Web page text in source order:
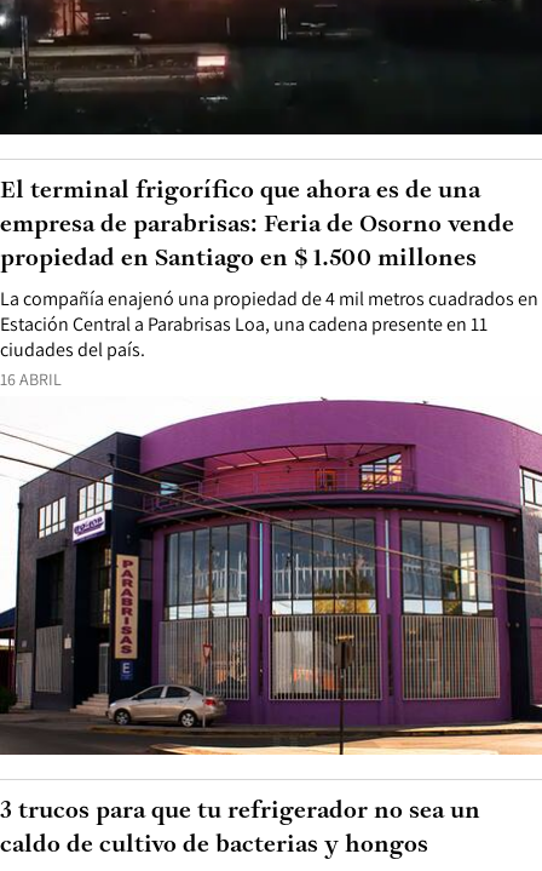
16 ABRIL
La compañía enajenó una propiedad de 4 mil metros cuadrados en
Estación Central a Parabrisas Loa, una cadena presente en 11
ciudades del país.
El terminal frigorífico que ahora es de una
empresa de parabrisas: Feria de Osorno vende
propiedad en Santiago en $ 1.500 millones
3 trucos para que tu refrigerador no sea un
caldo de cultivo de bacterias y hongos